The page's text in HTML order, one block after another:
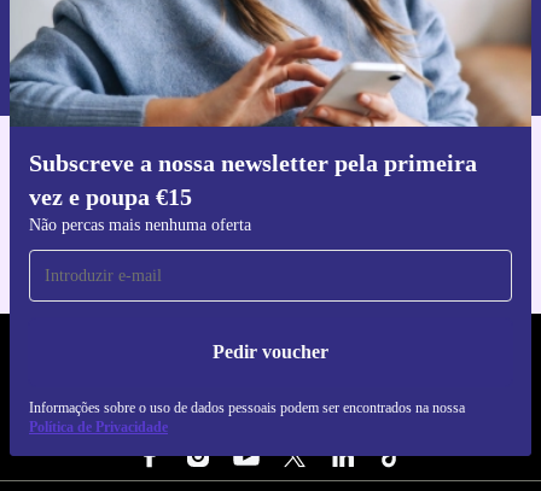
Subscreve a nossa newsletter pela primeira
vez e poupa €15
Não percas mais nenhuma oferta
Pedir voucher
Informações sobre o uso de dados pessoais podem ser encontrados na nossa
Política de Privacidade
Pedir voucher
Informações sobre o uso de dados pessoais podem ser encontrados na
nossa
Política de Privacidade.
Faz o download da app refurbed
Para iOS e Android
REFURBED PORTUGAL - RETHINK NEW.
SEGUE-NOS